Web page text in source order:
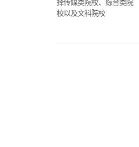
择传媒类院校、综合类院
校以及文科院校